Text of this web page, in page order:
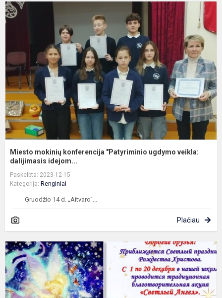
Miesto mokinių konferencija "Patyriminio ugdymo veikla:
dalijimasis idejom...
Paskelbta: 2023-12-15
Kategorija: Renginiai
Gruodžio 14 d. „Aitvaro“...
Plačiau